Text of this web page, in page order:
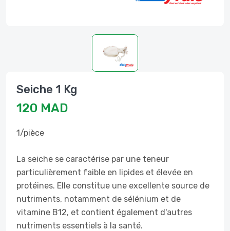
Seiche 1 Kg
120 MAD
1/pièce
La seiche se caractérise par une teneur
particulièrement faible en lipides et élevée en
protéines. Elle constitue une excellente source de
nutriments, notamment de sélénium et de
vitamine B12, et contient également d'autres
nutriments essentiels à la santé.